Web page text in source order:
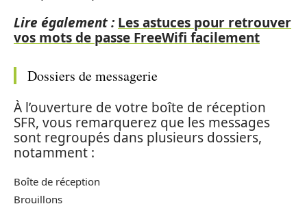
Lire également : Les astuces pour retrouver
vos mots de passe FreeWifi facilement
Dossiers de messagerie
À l’ouverture de votre boîte de réception
SFR, vous remarquerez que les messages
sont regroupés dans plusieurs dossiers,
notamment :
Boîte de réception
Brouillons